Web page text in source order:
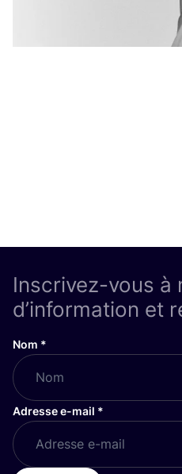
Inscrivez-vous à
d’information et
Nom *
Adresse e-mail *